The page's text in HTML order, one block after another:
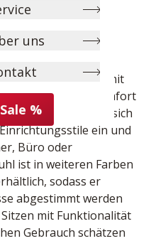
uns
Sale %
mit seinem
stabilen
Sitzfläche mit
für hohen Komfort
Design fügt sich
ein und
Büro oder
ist in weiteren Farben
sodass er
abgestimmt werden
mit Funktionalität
Gebrauch schätzen